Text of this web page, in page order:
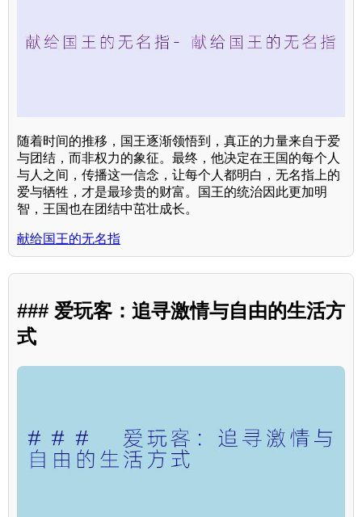
随着时间的推移，国王逐渐领悟到，真正的力量来自于爱
与团结，而非权力的象征。最终，他决定在王国的每个人
与人之间，传播这一信念，让每个人都明白，无名指上的
爱与牺牲，才是最珍贵的财富。国王的统治因此更加明
智，王国也在团结中茁壮成长。
献给国王的无名指
### 爱玩客：追寻激情与自由的生活方
式